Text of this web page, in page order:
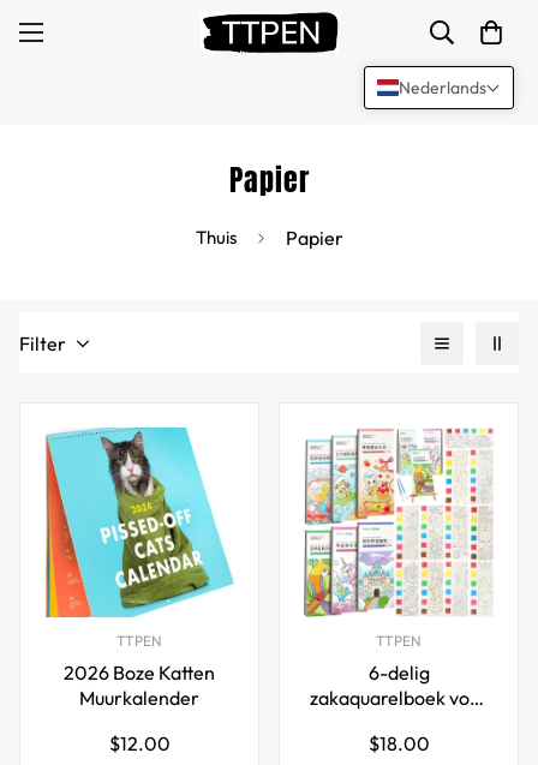
Papier
Thuis Papier
Filter
TTPEN
2026 Boze Katten
Muurkalender
Normale
$12.00
TTPEN
6-delig
zakaquarelboek voor
Normale
$18.00
Nederlands